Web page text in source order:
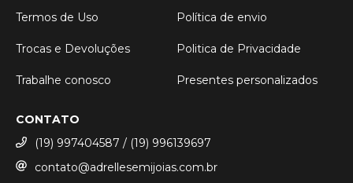
Termos de Uso Política de envio
Trocas e Devoluções Politica de Privacidade
Trabalhe conosco Presentes personalizados
CONTATO
(19) 997404587 / (19) 996139697
contato@adrellesemijoias.com.br